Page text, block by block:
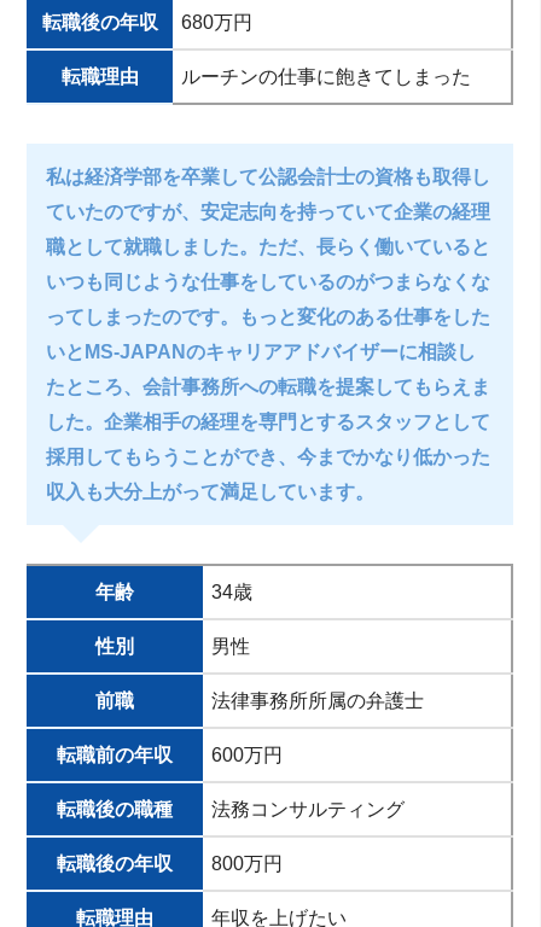
転職後の年収 680万円
転職理由 ルーチンの仕事に飽きてしまった
私は経済学部を卒業して公認会計士の資格も取得し
ていたのですが、安定志向を持っていて企業の経理
職として就職しました。ただ、長らく働いていると
いつも同じような仕事をしているのがつまらなくな
ってしまったのです。もっと変化のある仕事をした
いとMS-JAPANのキャリアアドバイザーに相談し
たところ、会計事務所への転職を提案してもらえま
した。企業相手の経理を専門とするスタッフとして
採用してもらうことができ、今までかなり低かった
収入も大分上がって満足しています。
年齢 34歳
性別 男性
前職 法律事務所所属の弁護士
転職前の年収 600万円
転職後の職種 法務コンサルティング
転職後の年収 800万円
転職理由 年収を上げたい